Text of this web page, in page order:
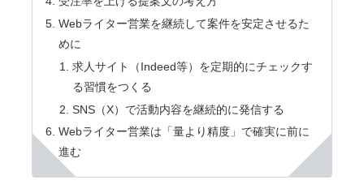
Webライター営業を継続して案件を安定させるた
めに
求人サイト（Indeed等）を定期的にチェックす
る習慣をつくる
SNS（X）で活動内容を継続的に発信する
Webライター営業は「量より精度」で確実に前に
進む